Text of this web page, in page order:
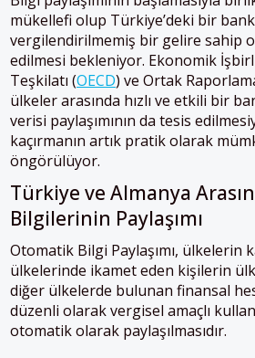
mükellefi olup Türkiye’deki bir
vergilendirilmemiş bir gelire sahip
edilmesi bekleniyor. Ekonomik
Teşkilatı (OECD) ve Ortak
ülkeler arasında hızlı ve etkili bir
verisi paylaşımının da tesis
kaçırmanın artık pratik olarak
öngörülüyor.
Türkiye ve Almanya
Bilgilerinin Paylaşımı
Otomatik Bilgi Paylaşımı, ülkelerin
ülkelerinde ikamet eden kişilerin
diğer ülkelerde bulunan finansal
düzenli olarak vergisel amaçlı
otomatik olarak paylaşılmasıdır.